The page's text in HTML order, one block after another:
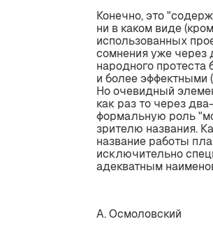
Конечно, это
ни в каком виде
использованных
сомнения уже через
народного
и более эффектными
Но очевидный
как раз то через
формальную роль
зрителю названия.
название работы
исключительно
адекватным
А. Осмоловский